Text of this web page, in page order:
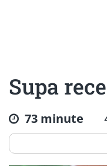
Supa
73 minute